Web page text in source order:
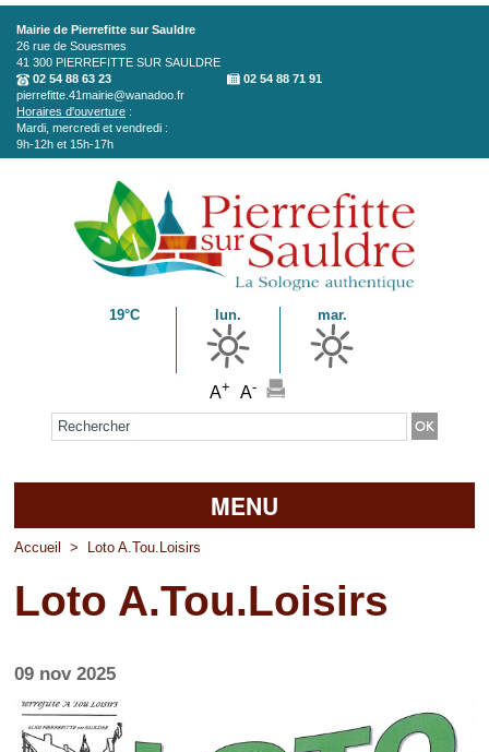
Aller au contenu principal
Mairie de Pierrefitte sur Sauldre
26 rue de Souesmes
41 300 PIERREFITTE SUR SAULDRE
02 54 88 63 23
02 54 88 71 91
pierrefitte.41mairie@wanadoo.fr
Horaires d'ouverture :
Mardi, mercredi et vendredi :
9h-12h et 15h-17h
19°C lun. mar.
A+ A-
Formulaire de recherche
MENU
Accueil
La mairie
Vos professionnels
Accueil > Loto A.Tou.Loisirs
Loto A.Tou.Loisirs
09 nov 2025